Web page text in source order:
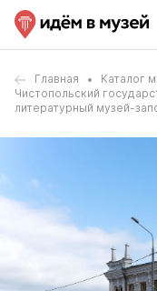
Главная Каталог
Чистопольский
литературный музей-